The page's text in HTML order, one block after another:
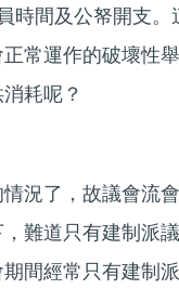
時間及公帑開支。
常運作的破壞性舉
耗呢？
況了，故議會流會
難道只有建制派議
間經常只有建制派